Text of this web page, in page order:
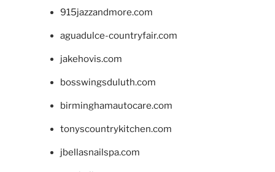
915jazzandmore.com
aguadulce-countryfair.com
jakehovis.com
bosswingsduluth.com
birminghamautocare.com
tonyscountrykitchen.com
jbellasnailspa.com